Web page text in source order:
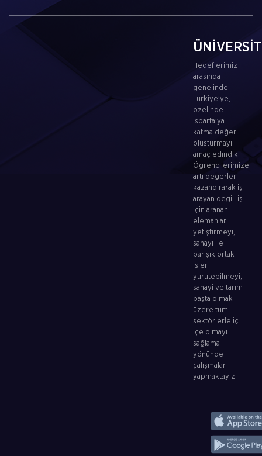
Hedeflerimiz
arasında
genelinde
Türkiye’ye,
özelinde
Isparta’ya
katma değer
oluşturmayı
amaç edindik.
Öğrencilerimize
artı değerler
kazandırarak iş
arayan değil, iş
için aranan
elemanlar
yetiştirmeyi,
sanayi ile
barışık ortak
işler
yürütebilmeyi,
sanayi ve tarım
başta olmak
üzere tüm
sektörlerle iç
içe olmayı
sağlama
yönünde
çalışmalar
yapmaktayız.